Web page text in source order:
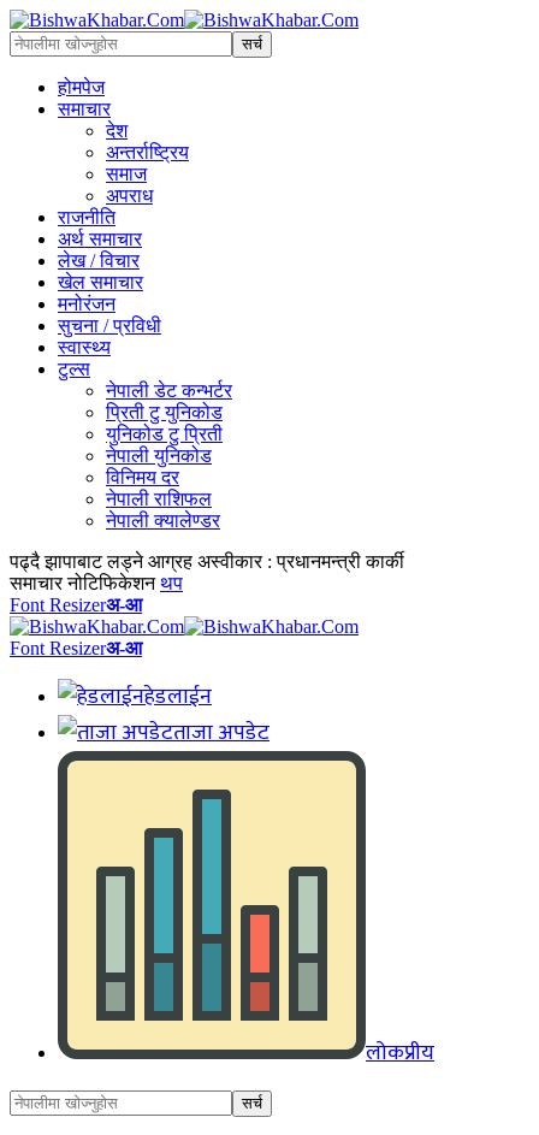
होमपेज
समाचार
देश
अन्तर्राष्ट्रिय
समाज
अपराध
राजनीति
अर्थ समाचार
लेख / विचार
खेल समाचार
मनोरंजन
सुचना / प्रविधी
स्वास्थ्य
टुल्स
नेपाली डेट कन्भर्टर
प्रिती टु युनिकोड
युनिकोड टु प्रिती
नेपाली युनिकोड
विनिमय दर
नेपाली राशिफल
नेपाली क्यालेण्डर
पढ्दै झापाबाट लड्ने आग्रह अस्वीकार : प्रधानमन्त्री कार्की
समाचार नोटिफिकेशन थप
Font Resizerअ-आ
Font Resizerअ-आ
हेडलाईन
ताजा अपडेट
लोकप्रीय